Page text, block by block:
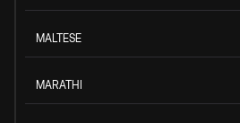
MALTESE
MARATHI